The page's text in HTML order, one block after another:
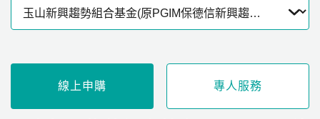
專人服務
線上申購